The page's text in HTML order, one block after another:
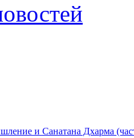
и Санатана Дхарма